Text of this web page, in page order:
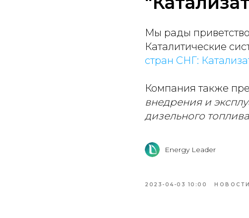
Мы рады
Каталитические
стран СНГ:
Компания также
внедрения и
дизельного
Energy Leader
2023-04-03 10:00 НОВОСТИ